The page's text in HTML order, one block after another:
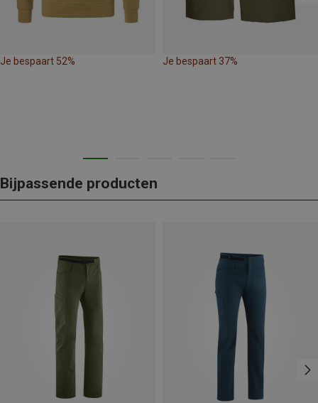
Je bespaart 52% Je bespaart 37%
Bijpassende producten